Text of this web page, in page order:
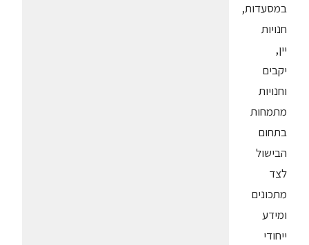
במסעדות,
חנויות
יין,
יקבים
וחנויות
מתמחות
בתחום
הבישול
לצד
מתכונים
ומידע
ייחודי